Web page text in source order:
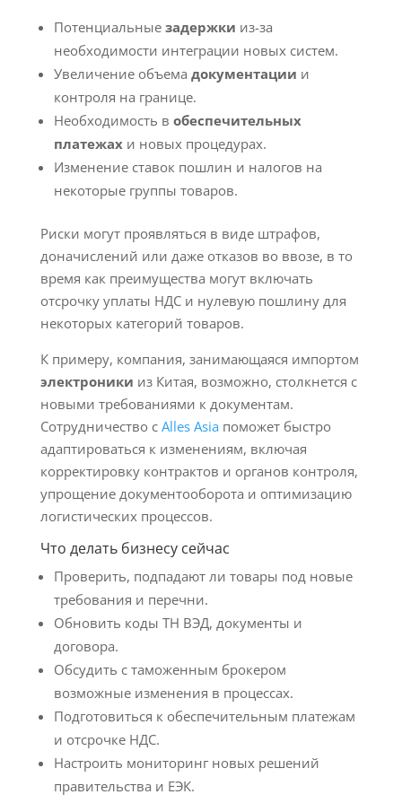
Потенциальные задержки из-за
необходимости интеграции новых систем.
Увеличение объема документации и
контроля на границе.
Необходимость в обеспечительных
платежахи новых процедурах.
Изменение ставок пошлин и налогов на
некоторые группы товаров.
Риски могут проявляться в виде штрафов,
доначислений или даже отказов во ввозе, в то
время как преимущества могут включать
отсрочку уплаты НДС и нулевую пошлину для
некоторых категорий товаров.
К примеру, компания, занимающаяся импортом
электроники из Китая, возможно, столкнется с
новыми требованиями к документам.
Сотрудничество с Alles Asia поможет быстро
адаптироваться к изменениям, включая
корректировку контрактов и органов контроля,
упрощение документооборота и оптимизацию
логистических процессов.
Что делать бизнесу сейчас
Проверить, подпадают ли товары под новые
требования и перечни.
Обновить коды ТН ВЭД, документы и
договора.
Обсудить с таможенным брокером
возможные изменения в процессах.
Подготовиться к обеспечительным платежам
и отсрочке НДС.
Настроить мониторинг новых решений
правительства и ЕЭК.